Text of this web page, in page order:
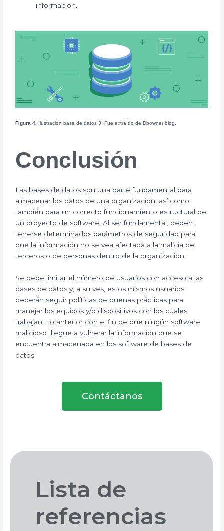
información.
Figura 4. Ilustración base de datos 3. Fue extraído de Dbowner blog.
Conclusión
Las bases de datos son una parte fundamental para
almacenar los datos de una organización, así como
también para un correcto funcionamiento estructural de
un proyecto de software. Al ser fundamental, deben
tenerse determinados parámetros de seguridad para
que la información no se vea afectada a la malicia de
terceros o de personas dentro de la organización.
Se debe limitar el número de usuarios con acceso a las
bases de datos y, a su ves, estos mismos usuarios
deberán seguir políticas de buenas prácticas para
manejar los equipos y/o dispositivos con los cuales
trabajan. Lo anterior con el fin de que ningún software
malicioso llegue a vulnerar la información que se
encuentra almacenada en los software de bases de
datos.
Contáctanos
Lista de
referencias